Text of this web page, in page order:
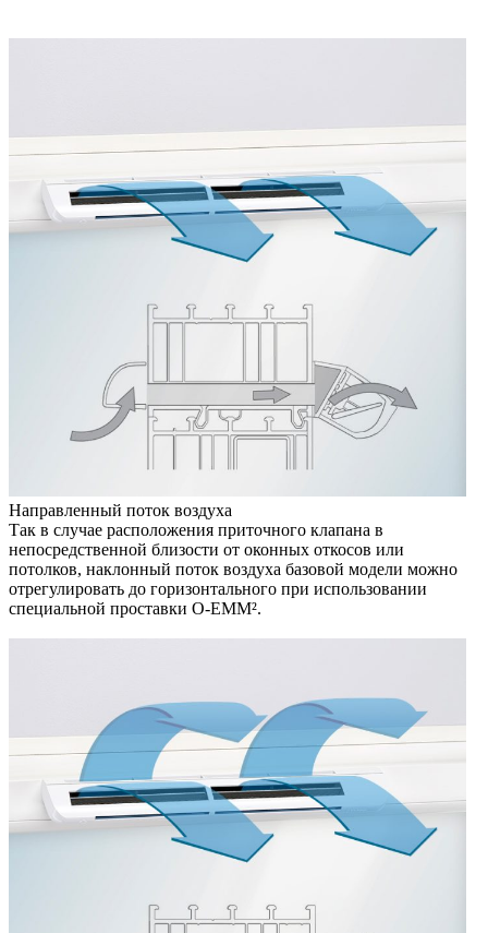
Направленный поток воздуха
Так в случае расположения приточного клапана в
непосредственной близости от оконных откосов или
потолков, наклонный поток воздуха базовой модели можно
отрегулировать до горизонтального при использовании
специальной проставки O-EMM².